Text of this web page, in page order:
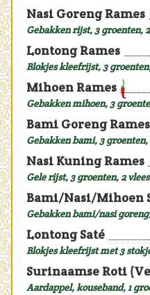
Nasi Goreng Rames
Gebakken rijst, 3 groenten, 2
Lontong Rames
Blokjes kleefrijst, 3
Mihoen Rames
Gebakken mihoen, 3
Bami Goreng Rames
Gebakken bami, 3 groenten,
Nasi Kuning Rames
Gele rijst, 3 groenten, 2
Bami/Nasi/Mihoen
Gebakken bami/nasi
Lontong Saté
Blokjes kleefrijst met 3
Surinaamse Roti
Aardappel, kouseband, 1